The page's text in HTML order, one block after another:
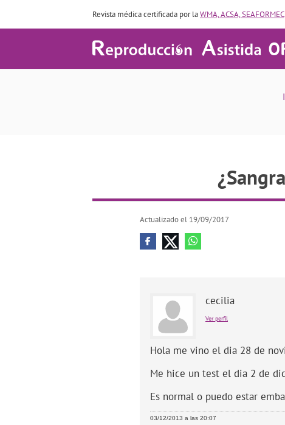
Revista médica certificada por laWMA, ACSA,
Actualizado el 19/09/2017
cecilia
Ver perfil
Hola me vino el dia 28 de
Me hice un test el dia 2 de
Es normal o puedo estar
03/12/2013 a las 20:07